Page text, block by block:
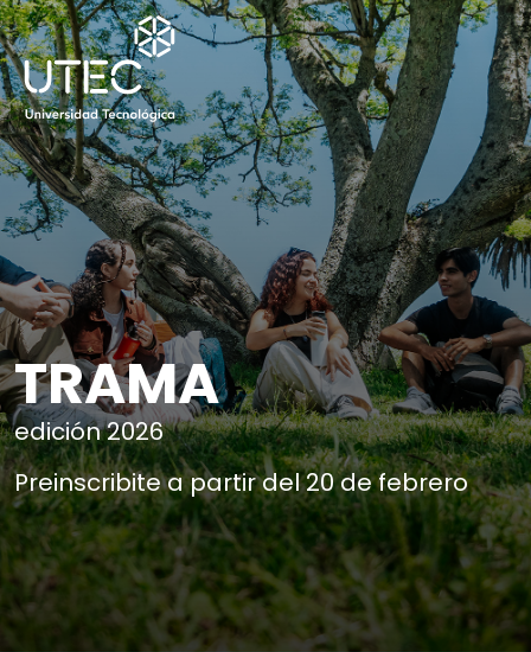
TRAMA
edición 2026
Preinscribite a partir del 20 de febrero